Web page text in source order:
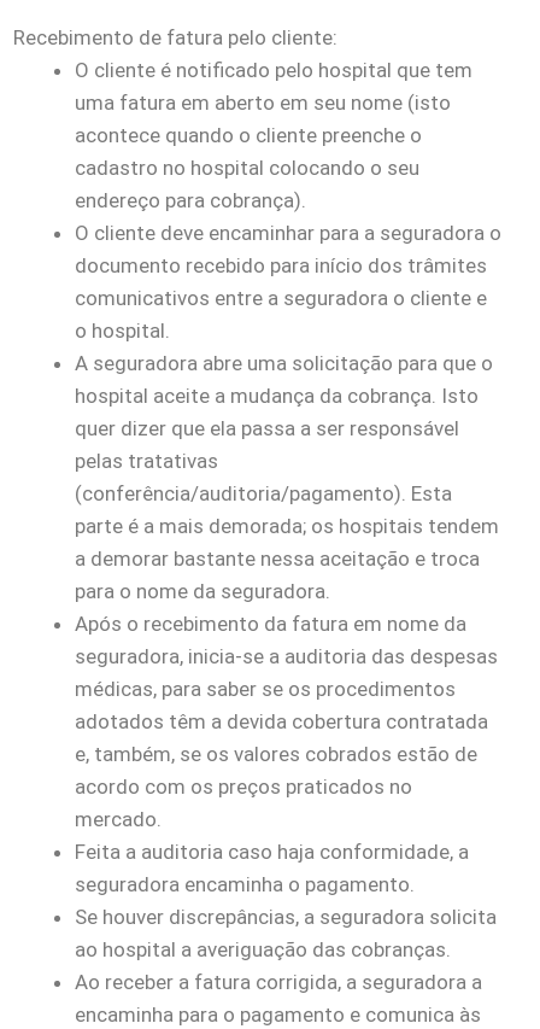
Recebimento de fatura pelo cliente:
O cliente é notificado pelo hospital que tem
uma fatura em aberto em seu nome (isto
acontece quando o cliente preenche o
cadastro no hospital colocando o seu
endereço para cobrança).
O cliente deve encaminhar para a seguradora o
documento recebido para início dos trâmites
comunicativos entre a seguradora o cliente e
o hospital.
A seguradora abre uma solicitação para que o
hospital aceite a mudança da cobrança. Isto
quer dizer que ela passa a ser responsável
pelas tratativas
(conferência/auditoria/pagamento). Esta
parte é a mais demorada; os hospitais tendem
a demorar bastante nessa aceitação e troca
para o nome da seguradora.
Após o recebimento da fatura em nome da
seguradora, inicia-se a auditoria das despesas
médicas, para saber se os procedimentos
adotados têm a devida cobertura contratada
e, também, se os valores cobrados estão de
acordo com os preços praticados no
mercado.
Feita a auditoria caso haja conformidade, a
seguradora encaminha o pagamento.
Se houver discrepâncias, a seguradora solicita
ao hospital a averiguação das cobranças.
Ao receber a fatura corrigida, a seguradora a
encaminha para o pagamento e comunica às